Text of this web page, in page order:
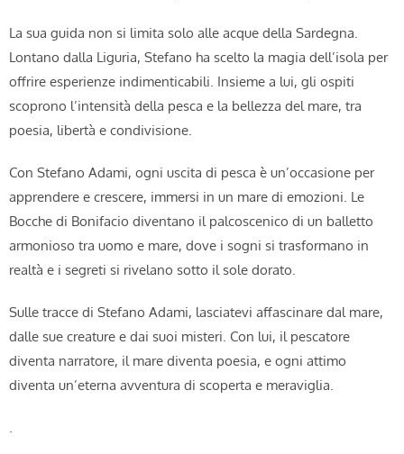
La sua guida non si limita solo alle acque della Sardegna.
Lontano dalla Liguria, Stefano ha scelto la magia dell’isola per
offrire esperienze indimenticabili. Insieme a lui, gli ospiti
scoprono l’intensità della pesca e la bellezza del mare, tra
poesia, libertà e condivisione.
Con Stefano Adami, ogni uscita di pesca è un’occasione per
apprendere e crescere, immersi in un mare di emozioni. Le
Bocche di Bonifacio diventano il palcoscenico di un balletto
armonioso tra uomo e mare, dove i sogni si trasformano in
realtà e i segreti si rivelano sotto il sole dorato.
Sulle tracce di Stefano Adami, lasciatevi affascinare dal mare,
dalle sue creature e dai suoi misteri. Con lui, il pescatore
diventa narratore, il mare diventa poesia, e ogni attimo
diventa un’eterna avventura di scoperta e meraviglia.
.